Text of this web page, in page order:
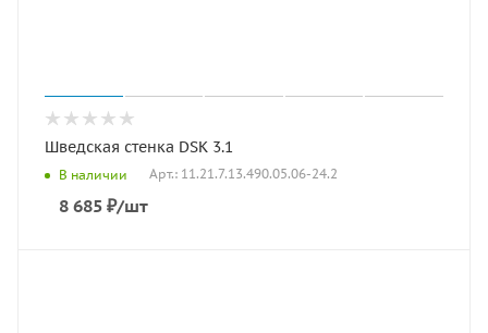
Шведская стенка DSK 3.1
В наличии Арт.: 11.21.7.13.490.05.06-24.2
8 685 ₽/шт